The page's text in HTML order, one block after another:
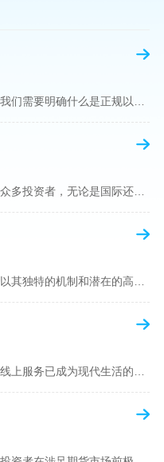
期货市场一直以其独特的魅力吸引着众多投资者，无论是国际还是国内场景下，其波澜壮阔的市场行情都给予了投资者无限遐想。今天，我们将深入探讨一个特别的问题——"国内期货可以做空吗"？这个问题不仅关乎投资者的策略布局，更涉及到期货市场机制的基本理解。在深入探讨之前，我们首先需要明确几个期货市场的基础概念。期货，是指在标准化合约基础上，双方承诺在未来某一特定时间以约定价格买卖一定数量的商品或金融产品的合约。它允訸投资者通过买入（做多）或卖出（做空）合约来预测未来价格的变动。我们来揭开国